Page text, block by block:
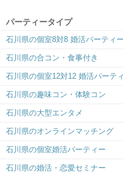
パーティータイプ
石川県の個室8対8 婚活パーティー
石川県の合コン・食事付き
石川県の個室12対12 婚活パーテ
石川県の趣味コン・体験コン
石川県の大型エンタメ
石川県のオンラインマッチング
石川県の個室婚活パーティー
石川県の婚活・恋愛セミナー